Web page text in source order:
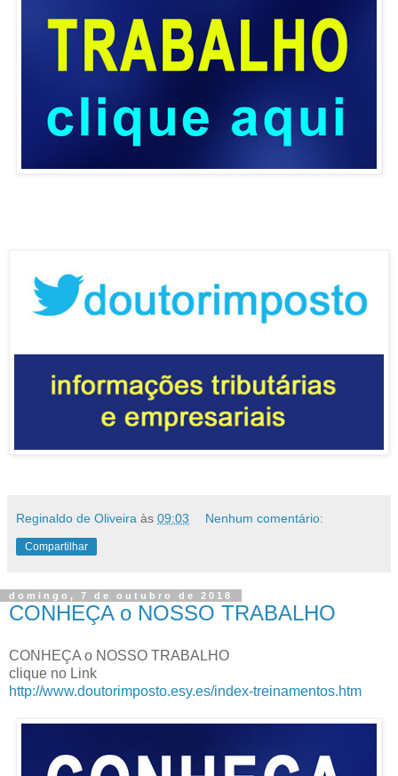
Reginaldo de Oliveira às 09:03 Nenhum comentário:
Compartilhar
domingo, 7 de outubro de 2018
CONHEÇA o NOSSO TRABALHO
CONHEÇA o NOSSO TRABALHO
clique no Link
http://www.doutorimposto.esy.es/index-treinamentos.htm